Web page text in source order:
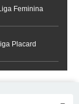
Feminina
Placard